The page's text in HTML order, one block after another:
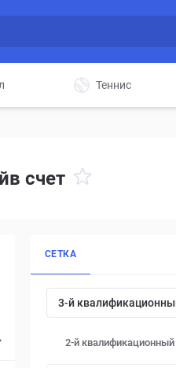
Теннис
счет
СЕТКА
3-й
2-й квалификационный